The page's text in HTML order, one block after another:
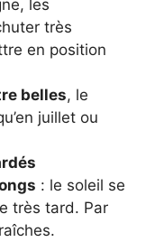
les
très
en position
belles, le
juillet ou
: le soleil se
très tard. Par